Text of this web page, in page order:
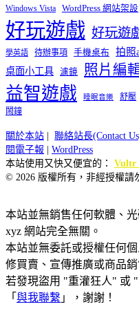
Windows Vista WordPress 網站架設
好玩遊戲 好玩遊
學英語 待辦事項 手機桌布 拍照
桌面小工具 濾鏡 照片編
益智遊戲 睡眠音樂 舒壓
鬧鐘
關於本站 聯絡站長(Contact
閱電子報
WordPress
本站使用又快又便宜的： Vultr
© 2026 版權所有，非經授權請
本站並無銷售任何軟體、
xyz 網站完全無關。
本站並無委託或授權任何
修買賣、宣傳推廣或商品銷
若發現盜用 "重灌狂人" 或
「 與我聯繫 」，謝謝！